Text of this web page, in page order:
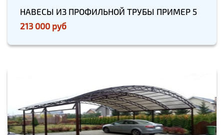
НАВЕСЫ ИЗ ПРОФИЛЬНОЙ ТРУБЫ ПРИМЕР 5
213 000 руб